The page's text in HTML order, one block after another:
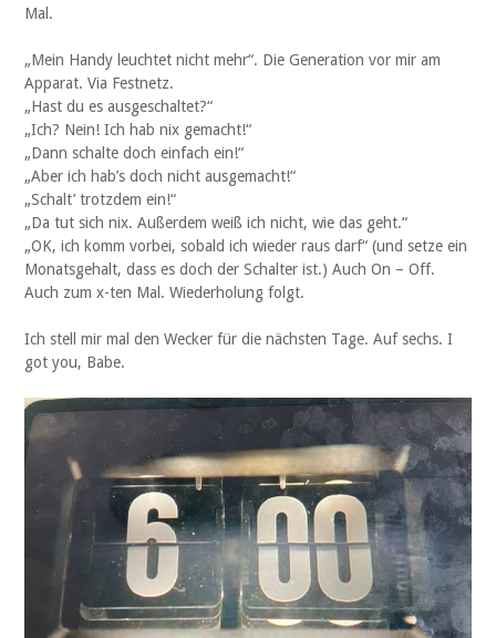
Mal.
„Mein Handy leuchtet nicht mehr“. Die Generation vor mir am
Apparat. Via Festnetz.
„Hast du es ausgeschaltet?“
„Ich? Nein! Ich hab nix gemacht!“
„Dann schalte doch einfach ein!“
„Aber ich hab’s doch nicht ausgemacht!“
„Schalt’ trotzdem ein!“
„Da tut sich nix. Außerdem weiß ich nicht, wie das geht.“
„OK, ich komm vorbei, sobald ich wieder raus darf“ (und setze ein
Monatsgehalt, dass es doch der Schalter ist.) Auch On – Off.
Auch zum x-ten Mal. Wiederholung folgt.
Ich stell mir mal den Wecker für die nächsten Tage. Auf sechs. I
got you, Babe.